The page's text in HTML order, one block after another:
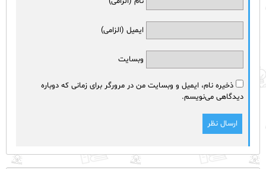
ایمیل (الزامی)
وبسایت
ذخیره نام، ایمیل و وبسایت من در مرورگر برای زمانی که دوباره
دیدگاهی می‌نویسم.